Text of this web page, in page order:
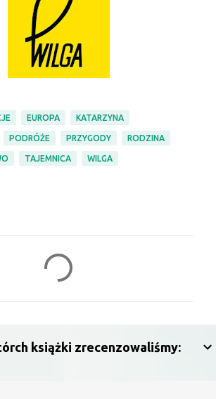
EUROPA KATARZYNA
PODRÓŻE PRZYGODY RODZINA
TAJEMNICA WILGA
książki zrecenzowaliśmy: